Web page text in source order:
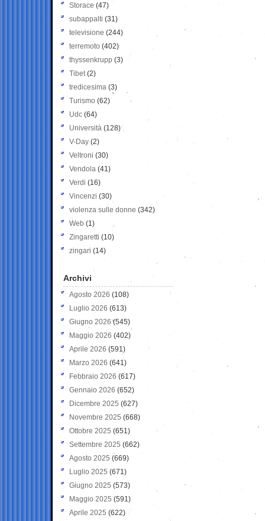
Storace (47)
subappalti (31)
televisione(244)
terremoto (402)
thyssenkrupp (3)
Tibet(2)
tredicesima (3)
Turismo (62)
Udc (64)
Università (128)
V-Day (2)
Veltroni (30)
Vendola (41)
Verdi (16)
Vincenzi (30)
violenza sulle donne (342)
Web (1)
Zingaretti (10)
zingari (14)
Archivi
Agosto 2026 (108)
Luglio 2026 (613)
Giugno 2026 (545)
Maggio 2026 (402)
Aprile 2026 (591)
Marzo 2026 (641)
Febbraio 2026 (617)
Gennaio 2026 (652)
Dicembre 2025 (627)
Novembre 2025 (668)
Ottobre 2025 (651)
Settembre 2025 (662)
Agosto 2025 (669)
Luglio 2025 (671)
Giugno 2025 (573)
Maggio 2025 (591)
Aprile 2025 (622)